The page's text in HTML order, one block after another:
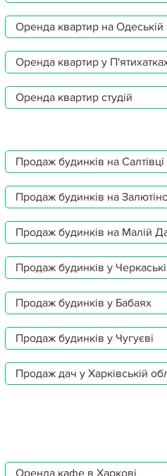
Оренда квартир на Одеській
Оренда квартир у
Оренда квартир студій
Продаж будинків на Салтівці
Продаж будинків на
Продаж будинків на Малій
Продаж будинків у
Продаж будинків у Бабаях
Продаж будинків у Чугуєві
Продаж дач у Харківській